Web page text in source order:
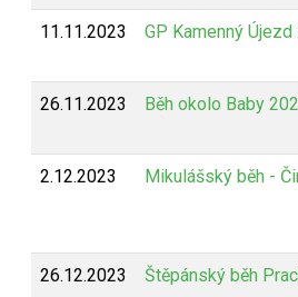
11.11.2023 GP Kamenný Újezd
26.11.2023 Běh okolo Baby
2.12.2023 Mikulášský běh -
26.12.2023 Štěpánský běh